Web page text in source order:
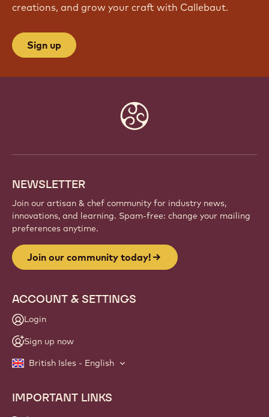
creations, and grow your craft with Callebaut.
Sign up
NEWSLETTER
Join our artisan & chef community for industry news,
innovations, and learning. Spam-free: change your mailing
preferences anytime.
Join our community today!
ACCOUNT & SETTINGS
Login
Sign up now
British Isles - English
Footer
IMPORTANT LINKS